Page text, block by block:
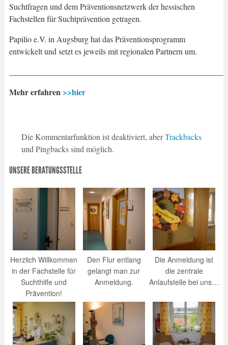
Suchtfragen und dem Präventionsnetzwerk der hessischen
Fachstellen für Suchtprävention getragen.
Papilio e.V. in Augsburg hat das Präventionsprogramm
entwickelt und setzt es jeweils mit regionalen Partnern um.
Mehr erfahren >>hier
Die Kommentarfunktion ist deaktiviert, aberTrackbacks
und Pingbacks sind möglich.
UNSERE BERATUNGSSTELLE
Herzlich Willkommen
in der Fachstelle für
Suchthilfe und
Prävention!
Den Flur entlang
gelangt man zur
Anmeldung.
Die Anmeldung ist
die zentrale
Anlaufstelle bei uns…